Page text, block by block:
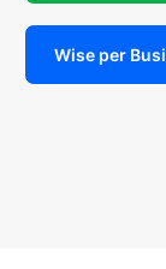
Wise per